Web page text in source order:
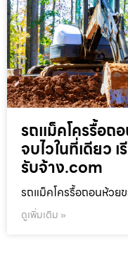
รถแม็คโครรื้อถ
จบไวในที่เดียว
รับจ้าง.com
รถแม็คโครรื้อถอนห้วย
ดูเพิ่มเติม »